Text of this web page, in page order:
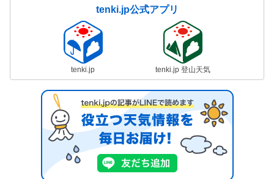
tenki.jp公式アプリ
tenki.jp tenki.jp 登山天気